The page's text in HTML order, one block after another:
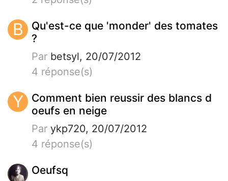
B
Qu'est-ce que 'monder' des tomates
?
Par betsyl, 20/07/2012
4 réponse(s)
Y
Comment bien reussir des blancs d
oeufs en neige
Par ykp720, 20/07/2012
4 réponse(s)
Oeufsq